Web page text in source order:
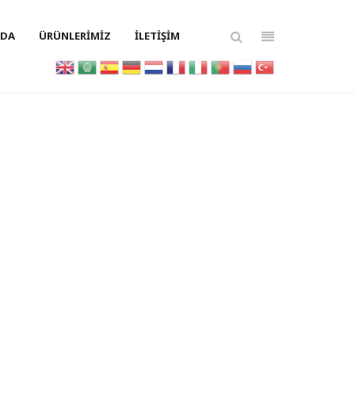
ÜRÜNLERIMIZ İLETIŞIM